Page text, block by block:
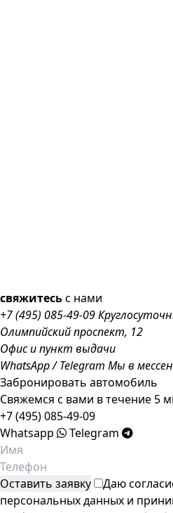
свяжитесьс нами
+7 (495) 085-49-09
Олимпийский проспект, 12
Офис и пункт выдачи
WhatsApp/Telegram Мы в
Забронировать автомобиль
Свяжемся с вами в течение 5
+7 (495) 085-49-09
Whatsapp
Telegram
Даю
персональных данных и